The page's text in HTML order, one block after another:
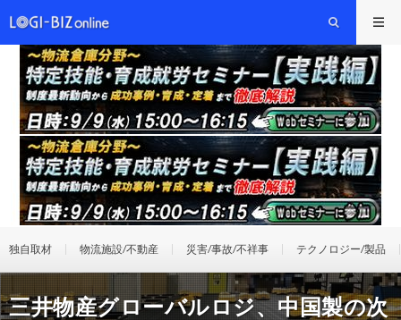
独自取材 物流施設/不動産 災害/事故/不祥事 テクノロジー/製品
三井物産グローバルロジ、中国製の次